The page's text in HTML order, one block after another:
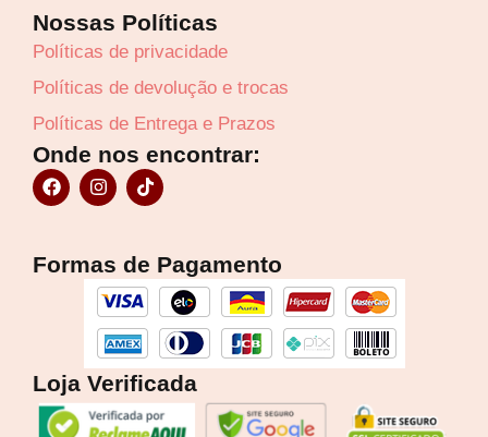
Nossas Políticas
Políticas de privacidade
Políticas de devolução e trocas
Políticas de Entrega e Prazos
Onde nos encontrar:
F
a
c
o
I
n
s
g
r
a
m
T
i
k
k
Formas de Pagamento
Loja Verificada